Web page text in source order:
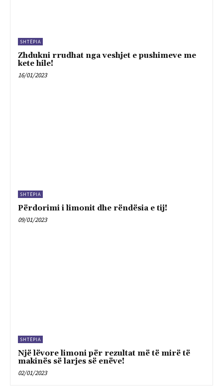
SHTËPIA
Zhdukni rrudhat nga veshjet e pushimeve me
kete hile!
16/01/2023
SHTËPIA
Përdorimi i limonit dhe rëndësia e tij!
09/01/2023
SHTËPIA
Një lëvore limoni për rezultat më të mirë të
makinës së larjes së enëve!
02/01/2023